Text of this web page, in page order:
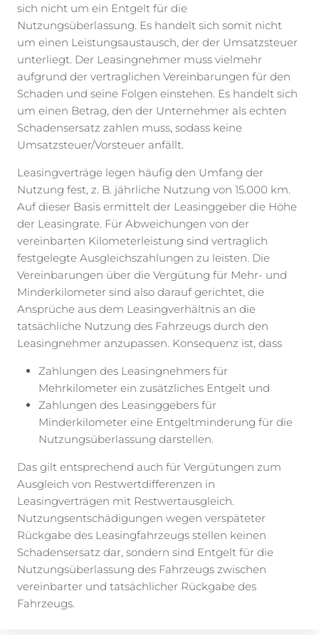
sich nicht um ein Entgelt für die
Nutzungsüberlassung. Es handelt sich somit nicht
um einen Leistungsaustausch, der der Umsatzsteuer
unterliegt. Der Leasingnehmer muss vielmehr
aufgrund der vertraglichen Vereinbarungen für den
Schaden und seine Folgen einstehen. Es handelt sich
um einen Betrag, den der Unternehmer als echten
Schadensersatz zahlen muss, sodass keine
Umsatzsteuer/Vorsteuer anfällt.
Leasingverträge legen häufig den Umfang der
Nutzung fest, z. B. jährliche Nutzung von 15.000 km.
Auf dieser Basis ermittelt der Leasinggeber die Höhe
der Leasingrate. Für Abweichungen von der
vereinbarten Kilometerleistung sind vertraglich
festgelegte Ausgleichszahlungen zu leisten. Die
Vereinbarungen über die Vergütung für Mehr- und
Minderkilometer sind also darauf gerichtet, die
Ansprüche aus dem Leasingverhältnis an die
tatsächliche Nutzung des Fahrzeugs durch den
Leasingnehmer anzupassen. Konsequenz ist, dass
Zahlungen des Leasingnehmers für
Mehrkilometer ein zusätzliches Entgelt und
Zahlungen des Leasinggebers für
Minderkilometer eine Entgeltminderung für die
Nutzungsüberlassung darstellen.
Das gilt entsprechend auch für Vergütungen zum
Ausgleich von Restwertdifferenzen in
Leasingverträgen mit Restwertausgleich.
Nutzungsentschädigungen wegen verspäteter
Rückgabe des Leasingfahrzeugs stellen keinen
Schadensersatz dar, sondern sind Entgelt für die
Nutzungsüberlassung des Fahrzeugs zwischen
vereinbarter und tatsächlicher Rückgabe des
Fahrzeugs.